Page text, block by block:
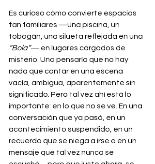
Es curioso cómo convierte espacios
tan familiares —una piscina, un
tobogán, una silueta reflejada en una
“Bola”— en lugares cargados de
misterio. Uno pensaría que no hay
nada que contar en una escena
vacía, ambigua, aparentemente sin
significado. Pero tal vez ahí está lo
importante: en lo que no se ve. En una
conversación que ya pasó, en un
acontecimiento suspendido, en un
recuerdo que se niega a irse o en un
mensaje que tal vez nunca se